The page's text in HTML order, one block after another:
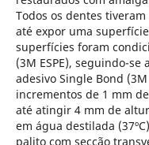
Todos os dentes
até expor uma
superfícies foram
(3M ESPE), seguindo-
adesivo Single Bond
incrementos de 1 mm
até atingir 4 mm de
em água destilada
palito com secção